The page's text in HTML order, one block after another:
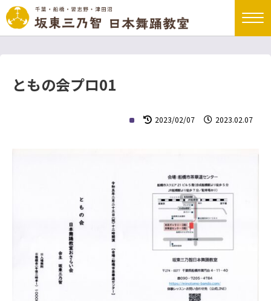
ともの会プロ01
2023/02/07 2023.02.07